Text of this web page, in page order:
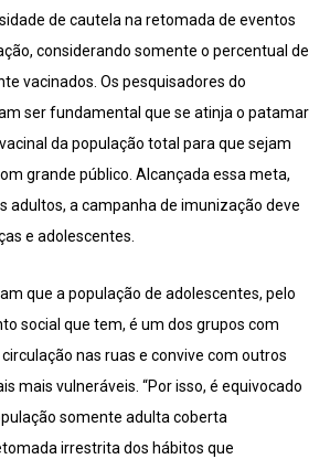
de cautela na retomada de eventos
considerando somente o percentual de
vacinados. Os pesquisadores do
ser fundamental que se atinja o patamar
da população total para que sejam
grande público. Alcançada essa meta,
adultos, a campanha de imunização deve
e adolescentes.
que a população de adolescentes, pelo
social que tem, é um dos grupos com
nas ruas e convive com outros
mais vulneráveis. “Por isso, é equivocado
somente adulta coberta
irrestrita dos hábitos que